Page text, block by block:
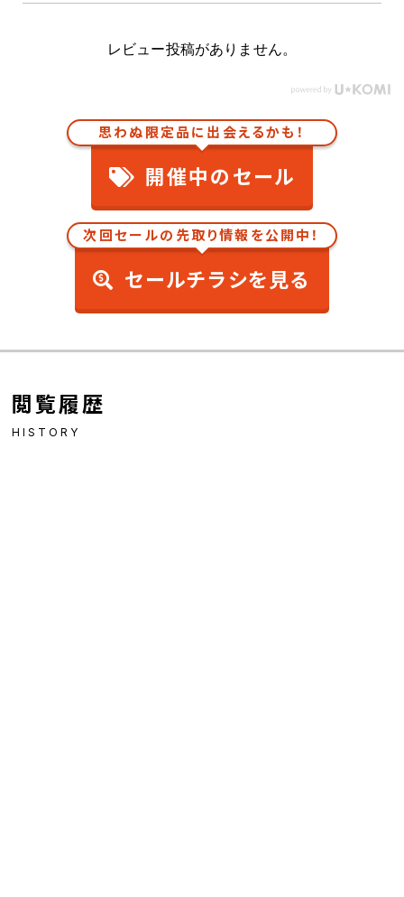
レビュー投稿がありません。
思わぬ限定品に出会えるかも！
開催中のセール
次回セールの先取り情報を公開中！
セールチラシを見る
閲覧履歴
HISTORY